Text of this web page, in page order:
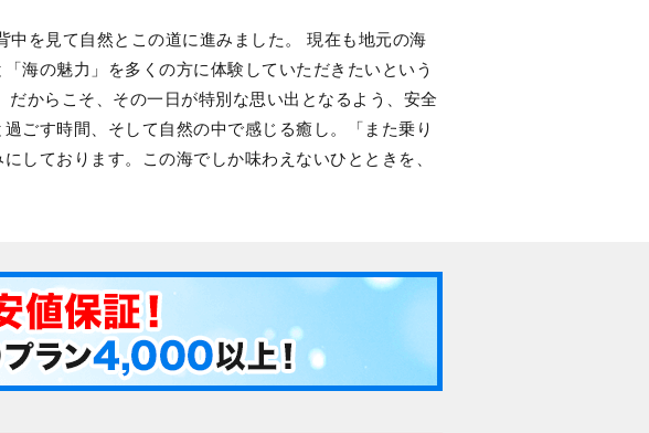
を見て自然とこの道に進みました。 現在も地元の海
海の魅力」を多くの方に体験していただきたいという
からこそ、その一日が特別な思い出となるよう、安全
ごす時間、そして自然の中で感じる癒し。「また乗り
しております。この海でしか味わえないひとときを、